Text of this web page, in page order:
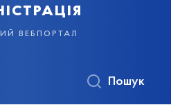
вебпортал
Пошук